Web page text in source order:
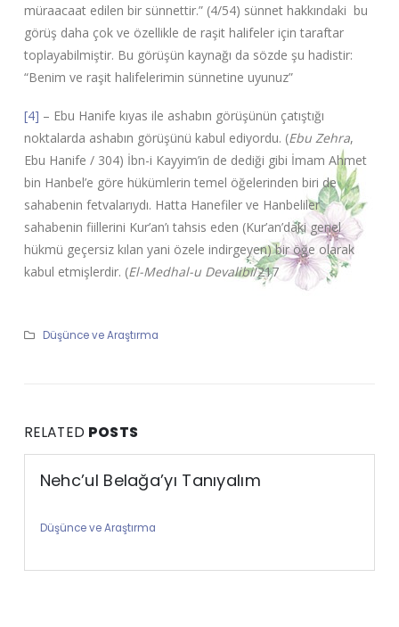
müraacaat edilen bir sünnettir.” (4/54) sünnet hakkındaki bu
görüş daha çok ve özellikle de raşit halifeler için taraftar
toplayabilmiştir. Bu görüşün kaynağı da sözde şu hadistir:
“Benim ve raşit halifelerimin sünnetine uyunuz”
[4] – Ebu Hanife kıyas ile ashabın görüşünün çatıştığı
noktalarda ashabın görüşünü kabul ediyordu. (Ebu Zehra,
Ebu Hanife / 304) İbn-i Kayyim’in de dediği gibi İmam Ahmet
bin Hanbel’e göre hükümlerin temel öğelerinden biri de
sahabenin fetvalarıydı. Hatta Hanefiler ve Hanbeliler
sahabenin fiillerini Kur’an’ı tahsis eden (Kur’an’daki genel
hükmü geçersiz kılan yani özele indirgeyen) bir öğe olarak
kabul etmişlerdir. (El-Medhal-u Devalibi/217
Düşünce ve Araştırma
RELATED POSTS
Nehc’ul Belağa’yı Tanıyalım
Düşünce ve Araştırma